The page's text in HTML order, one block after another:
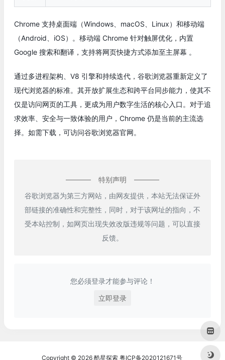
Chrome 支持桌面端（Windows、macOS、Linux）和移动端
（Android、iOS）。移动端 Chrome 针对触屏优化，内置
Google 搜索和翻译，支持将网页快捷方式添加至主屏幕 。
通过多进程架构、V8 引擎和持续迭代，谷歌浏览器重新定义了
现代浏览器的标准。其开放扩展生态和跨平台同步能力，使其不
仅是访问网页的工具，更成为用户数字生活的核心入口。对于追
求效率、安全与一致体验的用户，Chrome 仍是当前的主流选
择。如需下载，可访问谷歌浏览器官网。
特别声明
谷歌浏览器为第三方网站，由网友提供，本站无法保证外
部链接的准确性和完整性，同时，对于该网址的指向，不
受本站控制，如网页出现失效改版违规等问题，可以直接
反馈。
您必须登录才能参与评论！
立即登录
Copyright © 2026 酷星探索 粤ICP备2020121671号